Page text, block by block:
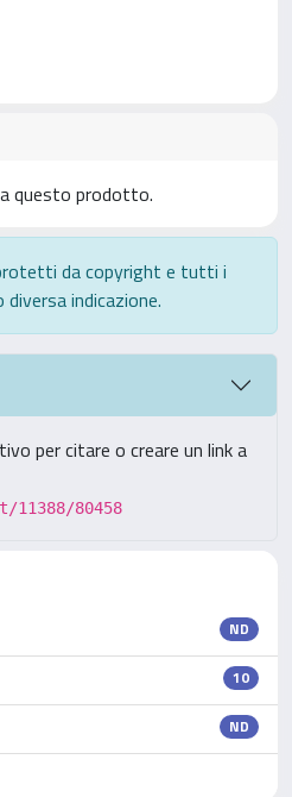
questo prodotto.
da copyright e tutti i
indicazione.
per citare o creare un link a
80458
ND
10
ND